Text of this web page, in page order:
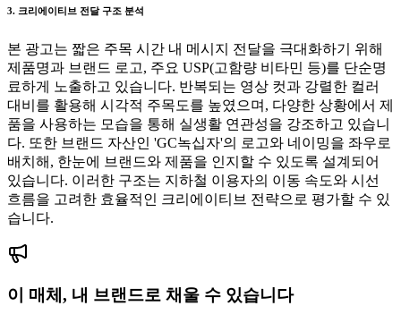
3. 크리에이티브 전달 구조 분석
본 광고는 짧은 주목 시간 내 메시지 전달을 극대화하기 위해
제품명과 브랜드 로고, 주요 USP(고함량 비타민 등)를 단순명
료하게 노출하고 있습니다. 반복되는 영상 컷과 강렬한 컬러
대비를 활용해 시각적 주목도를 높였으며, 다양한 상황에서 제
품을 사용하는 모습을 통해 실생활 연관성을 강조하고 있습니
다. 또한 브랜드 자산인 'GC녹십자'의 로고와 네이밍을 좌우로
배치해, 한눈에 브랜드와 제품을 인지할 수 있도록 설계되어
있습니다. 이러한 구조는 지하철 이용자의 이동 속도와 시선
흐름을 고려한 효율적인 크리에이티브 전략으로 평가할 수 있
습니다.
이 매체, 내 브랜드로 채울 수 있습니다